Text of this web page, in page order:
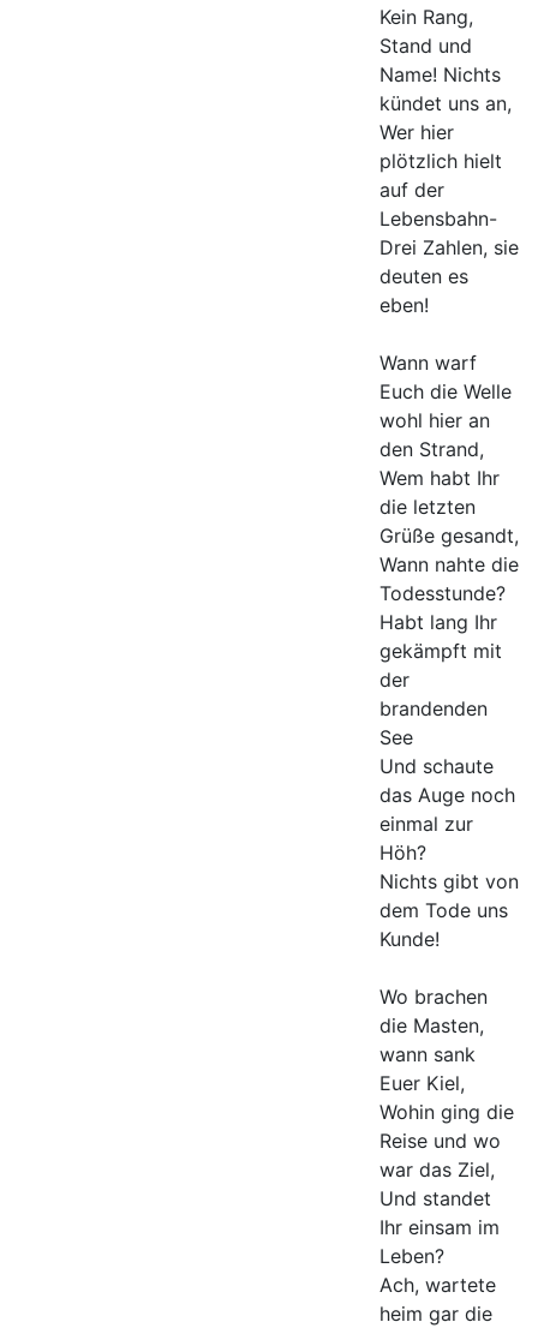
Kein Rang,
Stand und
Name! Nichts
kündet uns an,
Wer hier
plötzlich hielt
auf der
Lebensbahn-
Drei Zahlen, sie
deuten es
eben!
Wann warf
Euch die Welle
wohl hier an
den Strand,
Wem habt Ihr
die letzten
Grüße gesandt,
Wann nahte die
Todesstunde?
Habt lang Ihr
gekämpft mit
der
brandenden
See
Und schaute
das Auge noch
einmal zur
Höh?
Nichts gibt von
dem Tode uns
Kunde!
Wo brachen
die Masten,
wann sank
Euer Kiel,
Wohin ging die
Reise und wo
war das Ziel,
Und standet
Ihr einsam im
Leben?
Ach, wartete
heim gar die